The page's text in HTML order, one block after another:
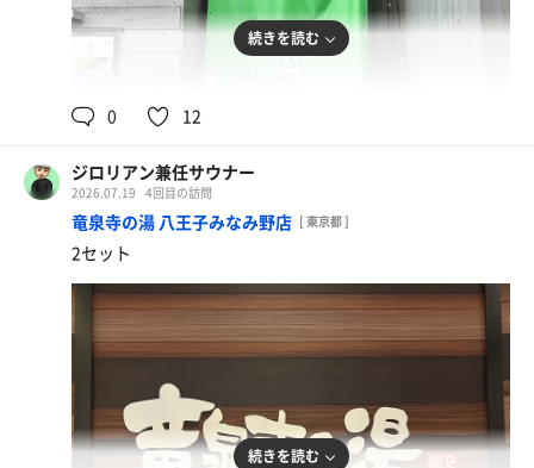
続きを読む
0 12
ジロリアン兼任サウナー
2026.07.19 4回目の訪問
竜泉寺の湯 八王子みなみ野店 [ 東京都 ]
2セット
続きを読む